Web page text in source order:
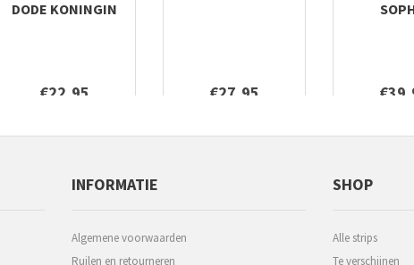
DODE KONINGIN
€22,95 €27,95
INFORMATIE
Algemene voorwaarden
Ruilen en retourneren
SHOP
Alle strips
Te verschijnen